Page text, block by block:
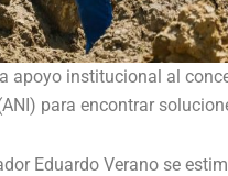
apoyo institucional al
para encontrar
Eduardo Verano se